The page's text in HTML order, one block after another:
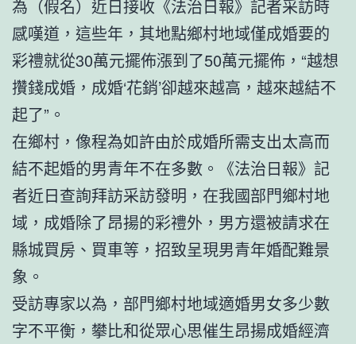
為（假名）近日接收《法治日報》記者采訪時
感嘆道，這些年，其地點鄉村地域僅成婚要的
彩禮就從30萬元擺佈漲到了50萬元擺佈，“越想
攢錢成婚，成婚‘花銷’卻越來越高，越來越結不
起了”。
在鄉村，像程為如許由於成婚所需支出太高而
結不起婚的男青年不在多數。《法治日報》記
者近日查詢拜訪采訪發明，在我國部門鄉村地
域，成婚除了昂揚的彩禮外，男方還被請求在
縣城買房、買車等，招致呈現男青年婚配難景
象。
受訪專家以為，部門鄉村地域適婚男女多少數
字不平衡，攀比和從眾心思催生昂揚成婚經濟